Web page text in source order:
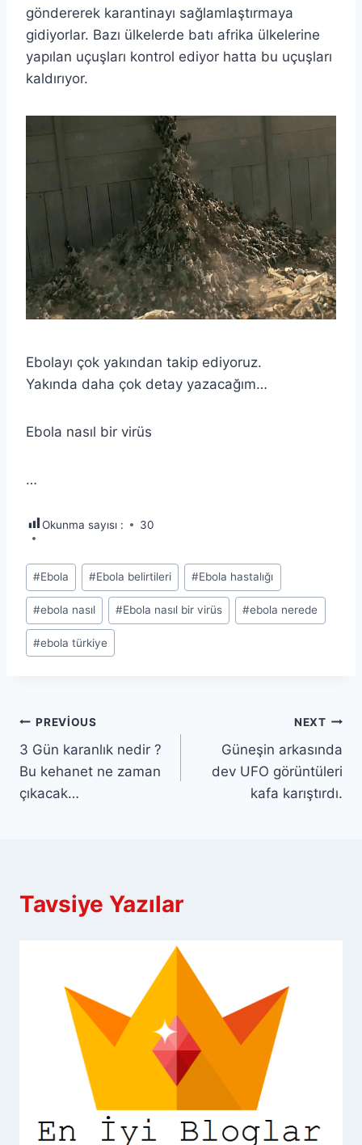
göndererek karantinayı sağlamlaştırmaya
gidiyorlar. Bazı ülkelerde batı afrika ülkelerine
yapılan uçuşları kontrol ediyor hatta bu uçuşları
kaldırıyor.
Ebolayı çok yakından takip ediyoruz.
Yakında daha çok detay yazacağım…
Ebola nasıl bir virüs
…
Okunma sayısı : 30
Post
Tags:
#Ebola #Ebola belirtileri #Ebola hastalığı
#ebola nasıl #Ebola nasıl bir virüs #ebola nerede
#ebola türkiye
Yazı
gezinmesi
PREVIOUS
3 Gün karanlık nedir ?
Bu kehanet ne zaman
çıkacak…
NEXT
Güneşin arkasında
dev UFO görüntüleri
kafa karıştırdı.
Tavsiye Yazılar